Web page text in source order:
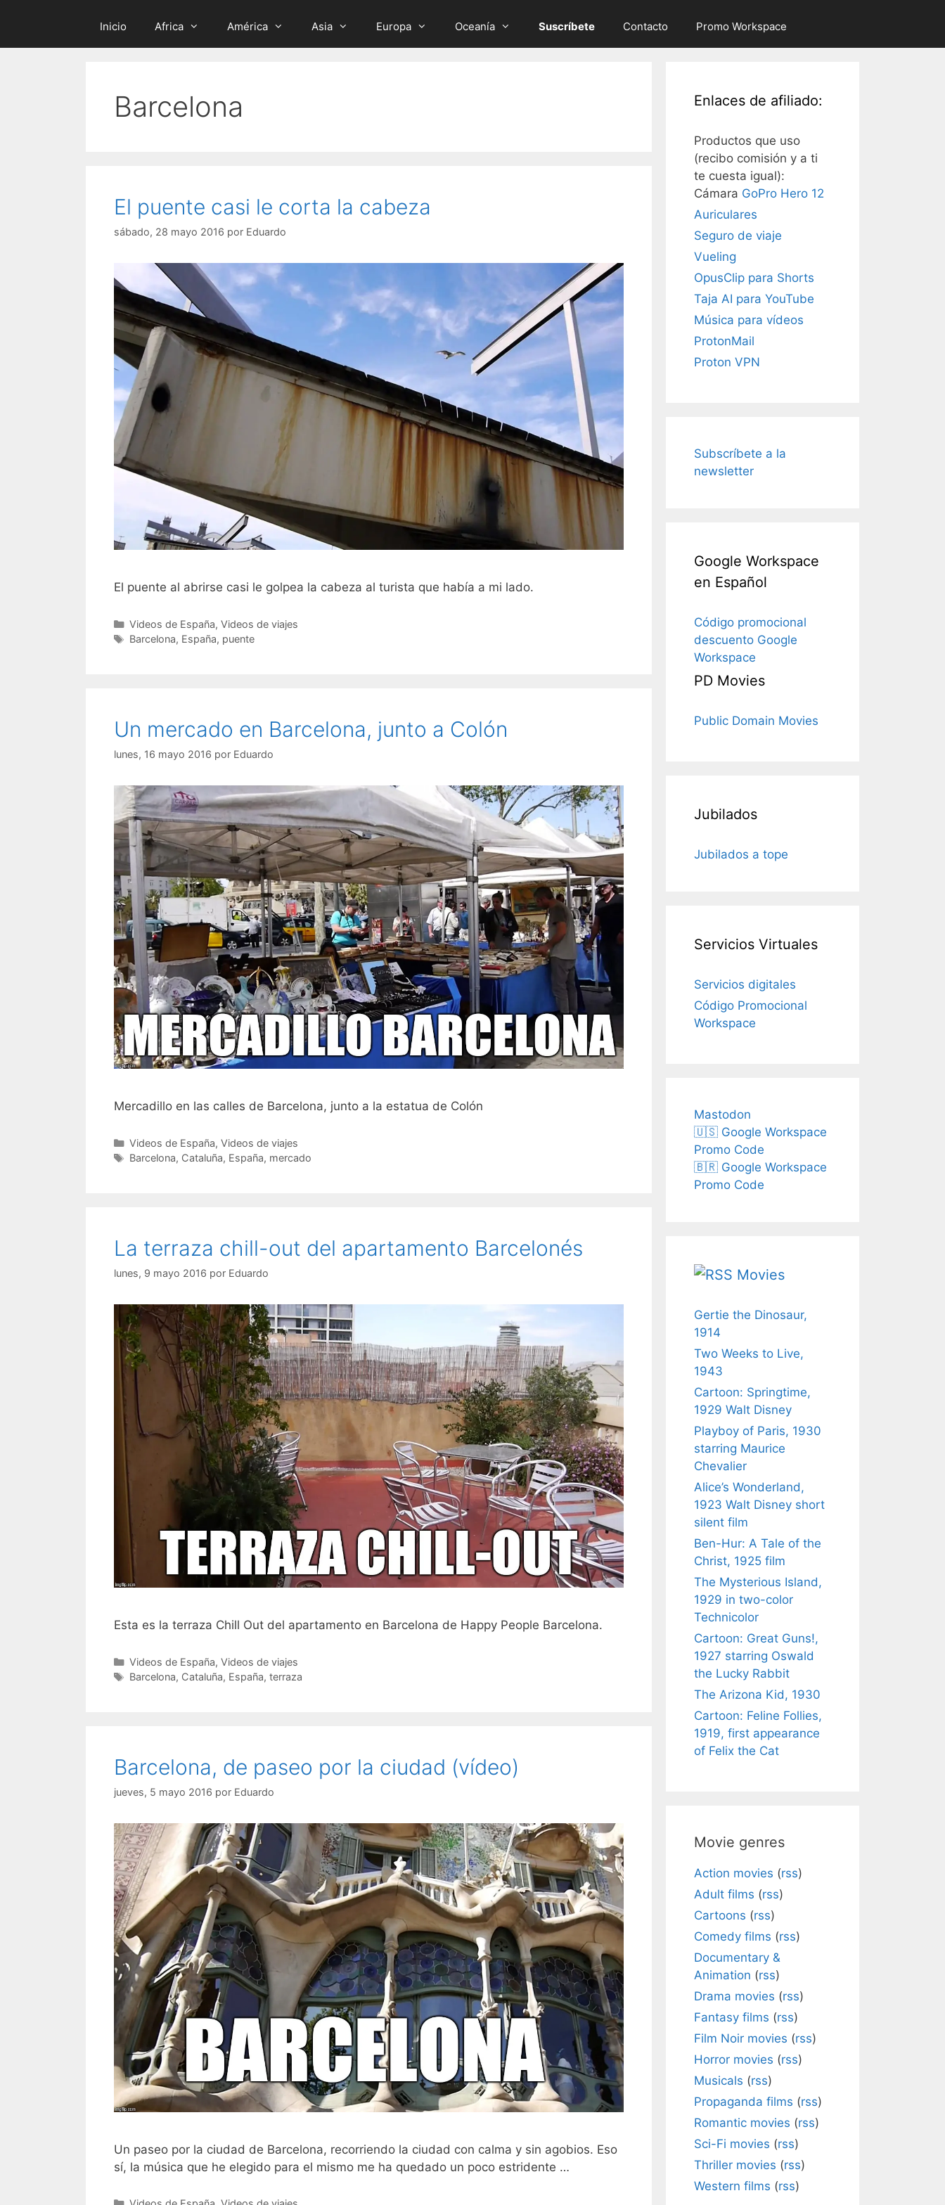
Inicio Africa América Asia Europa Oceanía Suscríbete Contacto Promo Workspace
Barcelona
El puente casi le corta la cabeza
sábado, 28 mayo 2016 por Eduardo
El puente al abrirse casi le golpea la cabeza al turista que había a mi lado.
Categorías
Videos de España, Videos de viajes
Etiquetas
Barcelona, España, puente
Un mercado en Barcelona, junto a Colón
lunes, 16 mayo 2016 por Eduardo
Mercadillo en las calles de Barcelona, junto a la estatua de Colón
Categorías
Videos de España, Videos de viajes
Etiquetas
Barcelona, Cataluña, España, mercado
La terraza chill-out del apartamento Barcelonés
lunes, 9 mayo 2016 por Eduardo
Esta es la terraza Chill Out del apartamento en Barcelona de Happy People Barcelona.
Categorías
Videos de España, Videos de viajes
Etiquetas
Barcelona, Cataluña, España, terraza
Barcelona, de paseo por la ciudad (vídeo)
jueves, 5 mayo 2016 por Eduardo
Un paseo por la ciudad de Barcelona, recorriendo la ciudad con calma y sin agobios. Eso
sí, la música que he elegido para el mismo me ha quedado un poco estridente …
Enlaces de afiliado:
Productos que uso
(recibo comisión y a ti
te cuesta igual):
Cámara GoPro Hero 12
Auriculares
Seguro de viaje
Vueling
OpusClip para Shorts
Taja AI para YouTube
Música para vídeos
ProtonMail
Proton VPN
Subscríbete a la
newsletter
Google Workspace
en Español
Código promocional
descuento Google
Workspace
PD Movies
Public Domain Movies
Jubilados
Jubilados a tope
Servicios Virtuales
Servicios digitales
Código Promocional
Workspace
Mastodon
🇺🇸 Google Workspace
Promo Code
🇧🇷 Google Workspace
Promo Code
Movies
Gertie the Dinosaur,
1914
Two Weeks to Live,
1943
Cartoon: Springtime,
1929 Walt Disney
Playboy of Paris, 1930
starring Maurice
Chevalier
Alice’s Wonderland,
1923 Walt Disney short
silent film
Ben-Hur: A Tale of the
Christ, 1925 film
The Mysterious Island,
1929 in two-color
Technicolor
Cartoon: Great Guns!,
1927 starring Oswald
the Lucky Rabbit
The Arizona Kid, 1930
Cartoon: Feline Follies,
1919, first appearance
of Felix the Cat
Movie genres
Action movies (rss)
Adult films (rss)
Cartoons (rss)
Comedy films (rss)
Documentary &
Animation (rss)
Drama movies (rss)
Fantasy films (rss)
Film Noir movies (rss)
Horror movies (rss)
Musicals (rss)
Propaganda films (rss)
Romantic movies (rss)
Sci-Fi movies (rss)
Thriller movies (rss)
Western films (rss)